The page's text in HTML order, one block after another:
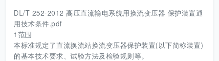
DL/T 252-2012 高压直流输电系统用换流变压器 保护装置通
用技术条件.pdf
1范围
本标准规定了直流换流站换流变压器保护装置(以下简称装置)
的基本技术要求、试验方法及检验规则等。